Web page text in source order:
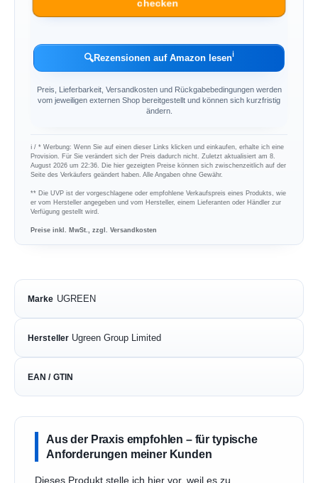
checken
🔍Rezensionen auf Amazon lesenℹ︎
Preis, Lieferbarkeit, Versandkosten und Rückgabebedingungen werden
vom jeweiligen externen Shop bereitgestellt und können sich kurzfristig
ändern.
ℹ︎ / * Werbung: Wenn Sie auf einen dieser Links klicken und einkaufen, erhalte ich eine
Provision. Für Sie verändert sich der Preis dadurch nicht. Zuletzt aktualisiert am 8.
August 2026 um 22:36. Die hier gezeigten Preise können sich zwischenzeitlich auf der
Seite des Verkäufers geändert haben. Alle Angaben ohne Gewähr.
** Die UVP ist der vorgeschlagene oder empfohlene Verkaufspreis eines Produkts, wie
er vom Hersteller angegeben und vom Hersteller, einem Lieferanten oder Händler zur
Verfügung gestellt wird.
Preise inkl. MwSt., zzgl. Versandkosten
Marke UGREEN
Hersteller Ugreen Group Limited
EAN / GTIN
Aus der Praxis empfohlen – für typische
Anforderungen meiner Kunden
Dieses Produkt stelle ich hier vor, weil es zu